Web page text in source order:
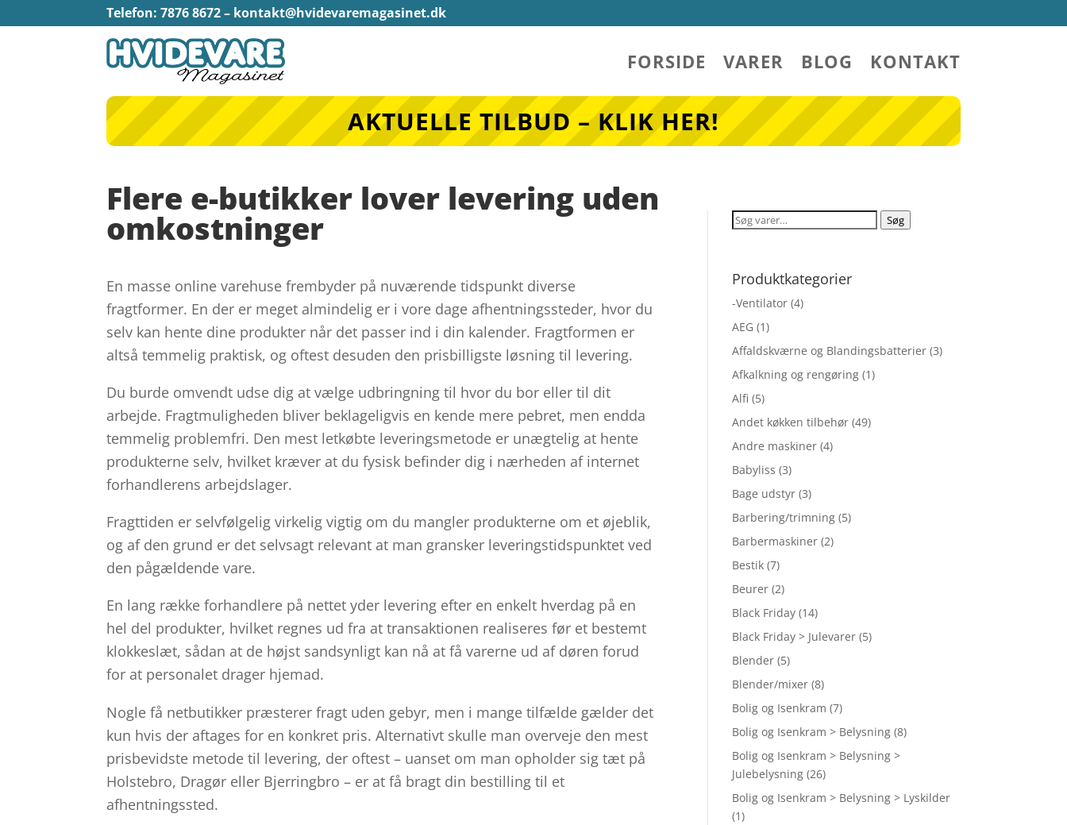
Telefon: 7876 8672 – kontakt@hvidevaremagasinet.dk
FORSIDE VARER BLOG KONTAKT
AKTUELLE TILBUD – KLIK HER!
Flere e-butikker lover levering uden
omkostninger
En masse online varehuse frembyder på nuværende tidspunkt diverse
fragtformer. En der er meget almindelig er i vore dage afhentningssteder, hvor du
selv kan hente dine produkter når det passer ind i din kalender. Fragtformen er
altså temmelig praktisk, og oftest desuden den prisbilligste løsning til levering.
Du burde omvendt udse dig at vælge udbringning til hvor du bor eller til dit
arbejde. Fragtmuligheden bliver beklageligvis en kende mere pebret, men endda
temmelig problemfri. Den mest letkøbte leveringsmetode er unægtelig at hente
produkterne selv, hvilket kræver at du fysisk befinder dig i nærheden af internet
forhandlerens arbejdslager.
Fragttiden er selvfølgelig virkelig vigtig om du mangler produkterne om et øjeblik,
og af den grund er det selvsagt relevant at man gransker leveringstidspunktet ved
den pågældende vare.
En lang række forhandlere på nettet yder levering efter en enkelt hverdag på en
hel del produkter, hvilket regnes ud fra at transaktionen realiseres før et bestemt
klokkeslæt, sådan at de højst sandsynligt kan nå at få varerne ud af døren forud
for at personalet drager hjemad.
Nogle få netbutikker præsterer fragt uden gebyr, men i mange tilfælde gælder det
kun hvis der aftages for en konkret pris. Alternativt skulle man overveje den mest
prisbevidste metode til levering, der oftest – uanset om man opholder sig tæt på
Holstebro, Dragør eller Bjerringbro – er at få bragt din bestilling til et
afhentningssted.
Søg
Søg
Produktkategorier
-Ventilator (4)
AEG (1)
Affaldskværne og Blandingsbatterier (3)
Afkalkning og rengøring (1)
Alfi (5)
Andet køkken tilbehør (49)
Andre maskiner (4)
Babyliss (3)
Bage udstyr (3)
Barbering/trimning (5)
Barbermaskiner (2)
Bestik (7)
Beurer (2)
Black Friday (14)
Black Friday > Julevarer (5)
Blender (5)
Blender/mixer (8)
Bolig og Isenkram (7)
Bolig og Isenkram > Belysning (8)
Bolig og Isenkram > Belysning >
Julebelysning (26)
Bolig og Isenkram > Belysning > Lyskilder
(1)